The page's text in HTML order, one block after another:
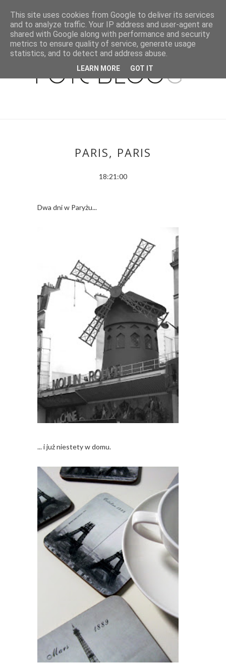
PARIS, PARIS
18:21:00
Dwa dni w Paryżu...
... i już niestety w domu.
This site uses cookies from Google to deliver its services
and to analyze traffic. Your IP address and user-agent are
shared with Google along with performance and security
metrics to ensure quality of service, generate usage
statistics, and to detect and address abuse.
LEARN MORE GOT IT